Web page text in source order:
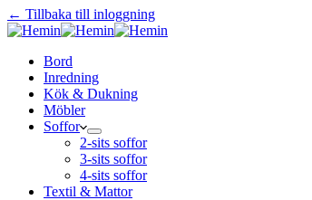
← Tillbaka till inloggning
Bord
Inredning
Kök & Dukning
Möbler
Soffor
2-sits soffor
3-sits soffor
4-sits soffor
Textil & Mattor